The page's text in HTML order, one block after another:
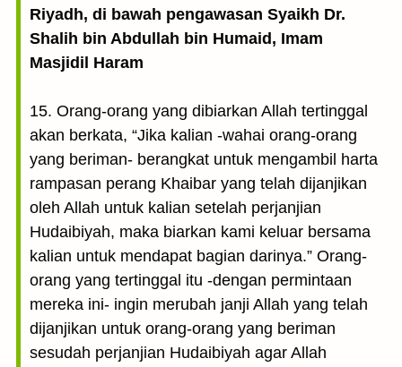
Riyadh, di bawah pengawasan Syaikh Dr.
Shalih bin Abdullah bin Humaid, Imam
Masjidil Haram
15. Orang-orang yang dibiarkan Allah tertinggal
akan berkata, “Jika kalian -wahai orang-orang
yang beriman- berangkat untuk mengambil harta
rampasan perang Khaibar yang telah dijanjikan
oleh Allah untuk kalian setelah perjanjian
Hudaibiyah, maka biarkan kami keluar bersama
kalian untuk mendapat bagian darinya.” Orang-
orang yang tertinggal itu -dengan permintaan
mereka ini- ingin merubah janji Allah yang telah
dijanjikan untuk orang-orang yang beriman
sesudah perjanjian Hudaibiyah agar Allah